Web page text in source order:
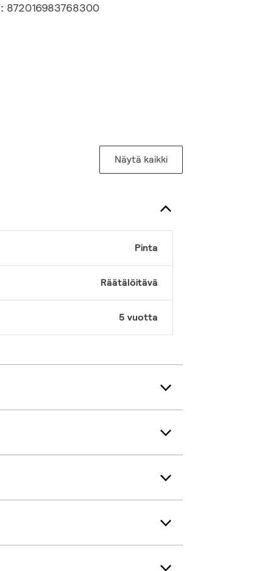
872016983768300
Näytä kaikki
Pinta
Räätälöitävä
5 vuotta